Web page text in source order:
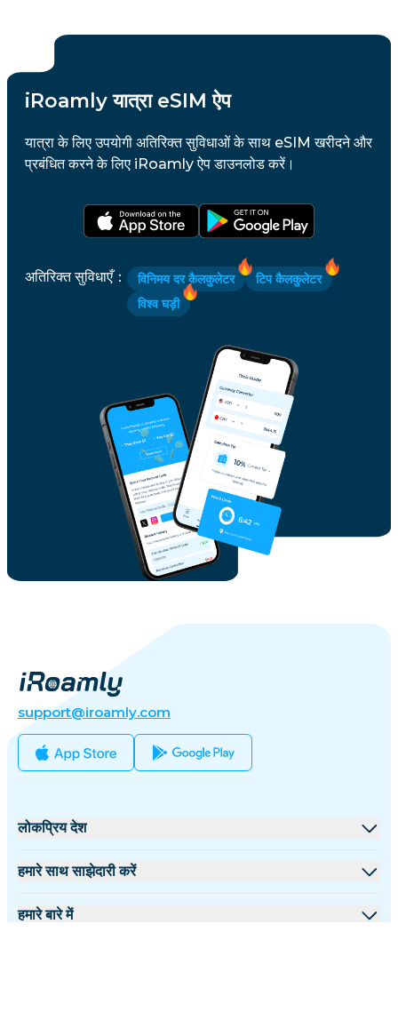
iRoamly यात्रा eSIM ऐप
यात्रा के लिए उपयोगी अतिरिक्त सुविधाओं के साथ eSIM खरीदने और
प्रबंधित करने के लिए iRoamly ऐप डाउनलोड करें।
अतिरिक्त सुविधाएँ： विनिमय दर कैलकुलेटर
टिप कैलकुलेटर
विश्व घड़ी
support@iroamly.com
लोकप्रिय देश
संयुक्त राज्य
हमारे साथ साझेदारी करें
थोक मंच
हमारे बारे में